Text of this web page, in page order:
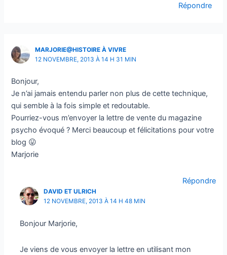
mes informations soient utilisées uniquement
dans le cadre de ma demande et de la relation
Oui,je veux mon cadeau !
Répondre
MARJORIE@HISTOIRE À VIVRE
12 NOVEMBRE, 2013 À 14 H 31 MIN
Bonjour,
Je n’ai jamais entendu parler non plus de cette technique,
qui semble à la fois simple et redoutable.
Pourriez-vous m’envoyer la lettre de vente du magazine
psycho évoqué ? Merci beaucoup et félicitations pour votre
blog 😛
Marjorie
Répondre
DAVID ET ULRICH
12 NOVEMBRE, 2013 À 14 H 48 MIN
Bonjour Marjorie,
Je viens de vous envoyer la lettre en utilisant mon